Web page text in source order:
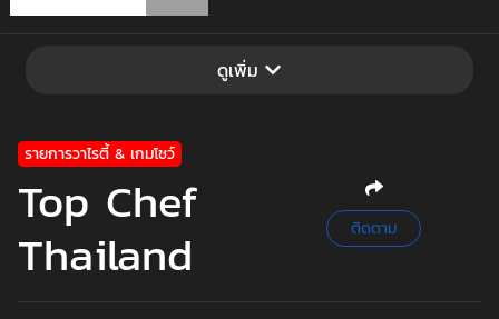
ดูเพิ่ม
รายการวาไรตี้ & เกมโชว์
Top Chef
Thailand
ติดตาม